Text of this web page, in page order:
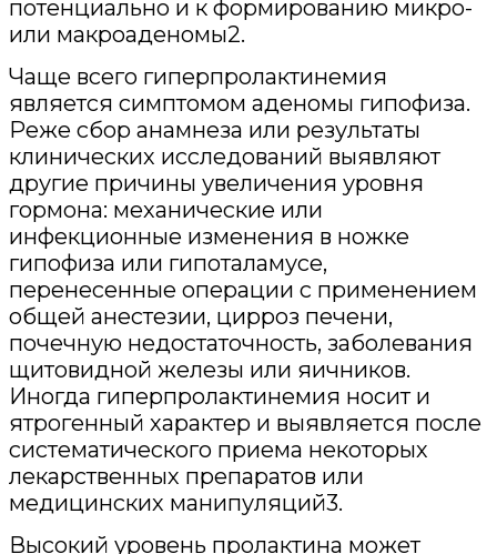
потенциально и к формированию микро-
или макроаденомы2.
Чаще всего гиперпролактинемия
является симптомом аденомы гипофиза.
Реже сбор анамнеза или результаты
клинических исследований выявляют
другие причины увеличения уровня
гормона: механические или
инфекционные изменения в ножке
гипофиза или гипоталамусе,
перенесенные операции с применением
общей анестезии, цирроз печени,
почечную недостаточность, заболевания
щитовидной железы или яичников.
Иногда гиперпролактинемия носит и
ятрогенный характер и выявляется после
систематического приема некоторых
лекарственных препаратов или
медицинских манипуляций3.
Высокий уровень пролактина может